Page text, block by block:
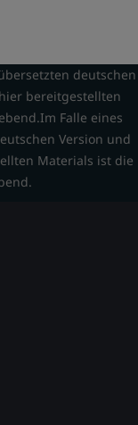
deutschen
bereitgestellten
Falle eines
Version und
Materials ist die